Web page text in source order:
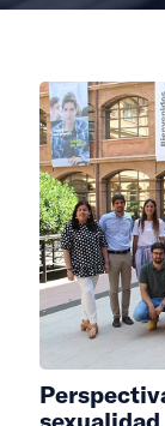
sexualidad